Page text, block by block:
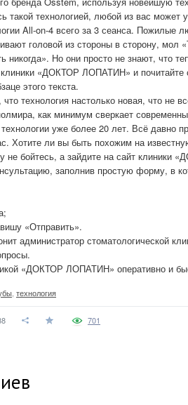
такой технологией, любой из вас может
All-on-4 всего за 3 сеанса. Пожилые
головой из стороны в сторону, мол
никогда». Но они просто не знают, что
клиники «ДОКТОР ЛОПАТИН» и почитайте
этого текста.
технология настолько новая, что не
как минимум сверкает
уже более 20 лет. Всё давно
Хотите ли вы быть похожим на
не бойтесь, а зайдите на сайт
заполнив простую форму, в
«Отправить».
администратор стоматологической
«ДОКТОР ЛОПАТИН» оперативно и
технология
701